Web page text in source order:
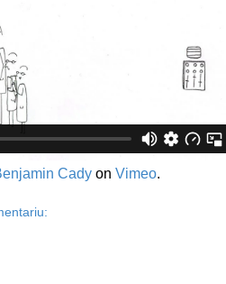
Cadyon Vimeo.